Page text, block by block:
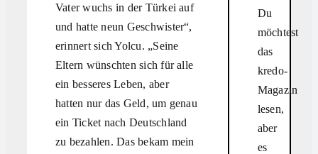
Vater wuchs in der Türkei auf
und hatte neun Geschwister“,
erinnert sich Yolcu. „Seine
Eltern wünschten sich für alle
ein besseres Leben, aber
hatten nur das Geld, um genau
ein Ticket nach Deutschland
zu bezahlen. Das bekam mein
Du
möchtest
das
kredo-
Magazin
lesen,
aber
es